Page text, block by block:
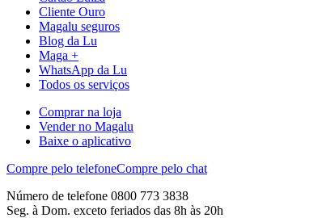
Cliente Ouro
Magalu seguros
Blog da Lu
Maga +
WhatsApp da Lu
Todos os serviços
Comprar na loja
Vender no Magalu
Baixe o aplicativo
Compre pelo telefoneCompre pelo chat
Número de telefone 0800 773 3838
Seg. à Dom. exceto feriados das 8h às 20h